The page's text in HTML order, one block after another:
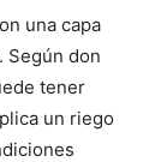
una capa
Según don
tener
un riego